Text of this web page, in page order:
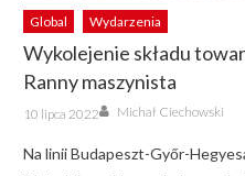
Global Wydarzenia
Wykolejenie składu
Ranny maszynista
Posted
on
10 lipca 2022 Author
Michał Ciechowski
Na linii Budapeszt-Győr-